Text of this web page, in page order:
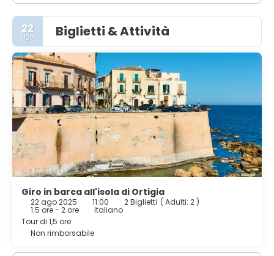
22
ago Biglietti & Attività
Giro in barca all'isola di Ortigia
22 ago 2025 11:00 2 Biglietti ( Adulti: 2 )
1.5 ore - 2 ore
Italiano
Tour di 1,5 ore
Non rimborsabile